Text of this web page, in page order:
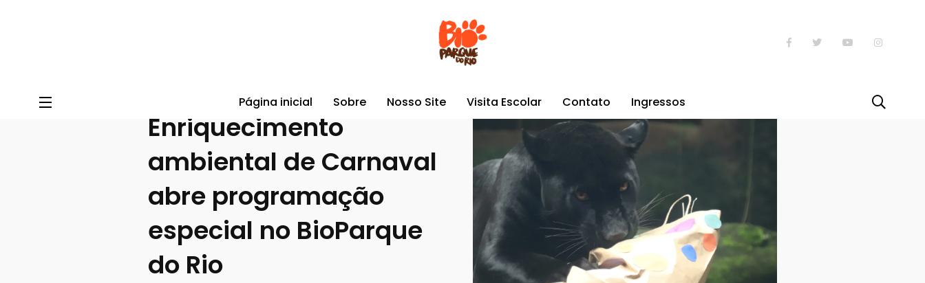
Página inicial Sobre Nosso Site Visita Escolar Contato Ingressos
Enriquecimento ambiental de Carnaval abre programação especial no BioParque do Rio
Enriquecimento
ambiental de Carnaval
abre programação
especial no BioParque
do Rio